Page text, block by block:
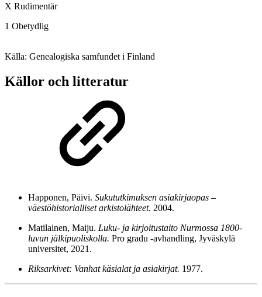
X Rudimentär
1 Obetydlig
Källa: Genealogiska samfundet i Finland
Källor och litteratur
Happonen, Päivi. Sukututkimuksen asiakirjaopas –
väestöhistorialliset arkistolähteet. 2004.
Matilainen, Maiju. Luku- ja kirjoitustaito Nurmossa 1800-
luvun jälkipuoliskolla. Pro gradu -avhandling, Jyväskylä
universitet, 2021.
Riksarkivet: Vanhat käsialat ja asiakirjat. 1977.